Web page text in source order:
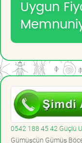
Uygun
0542 188 45 42 Güçlü
Gümüşcün Gümüş